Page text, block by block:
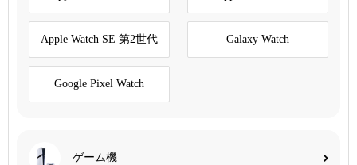
Apple Watch SE 第2世代 Galaxy Watch
Google Pixel Watch
ゲーム機